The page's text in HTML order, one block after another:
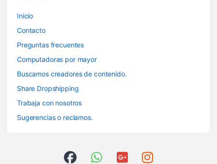
Inicio
Contacto
Preguntas frecuentes
Computadoras por mayor
Buscamos creadores de contenido.
Share Dropshipping
Trabaja con nosotros
Sugerencias o reclamos.